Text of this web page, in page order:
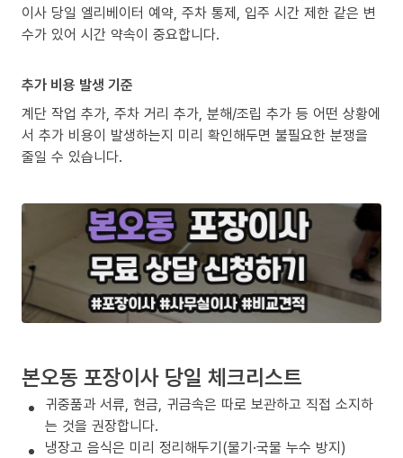
이사 당일 엘리베이터 예약, 주차 통제, 입주 시간 제한 같은 변
수가 있어 시간 약속이 중요합니다.
추가 비용 발생 기준
계단 작업 추가, 주차 거리 추가, 분해/조립 추가 등 어떤 상황에
서 추가 비용이 발생하는지 미리 확인해두면 불필요한 분쟁을
줄일 수 있습니다.
본오동 포장이사 당일 체크리스트
귀중품과 서류, 현금, 귀금속은 따로 보관하고 직접 소지하
는 것을 권장합니다.
냉장고 음식은 미리 정리해두기(물기·국물 누수 방지)